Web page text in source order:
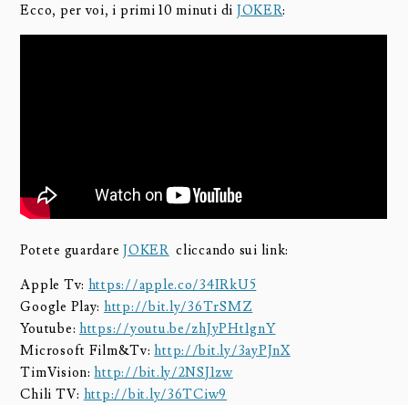
Ecco, per voi, i primi 10 minuti di JOKER:
Potete guardareJOKER cliccando sui link:
Apple Tv: https://apple.co/34IRkU5
Google Play: http://bit.ly/36TrSMZ
Youtube:https://youtu.be/zhJyPHt1gnY
Microsoft Film&Tv:http://bit.ly/3ayPJnX
TimVision:http://bit.ly/2NSJ1zw
Chili TV: http://bit.ly/36TCiw9